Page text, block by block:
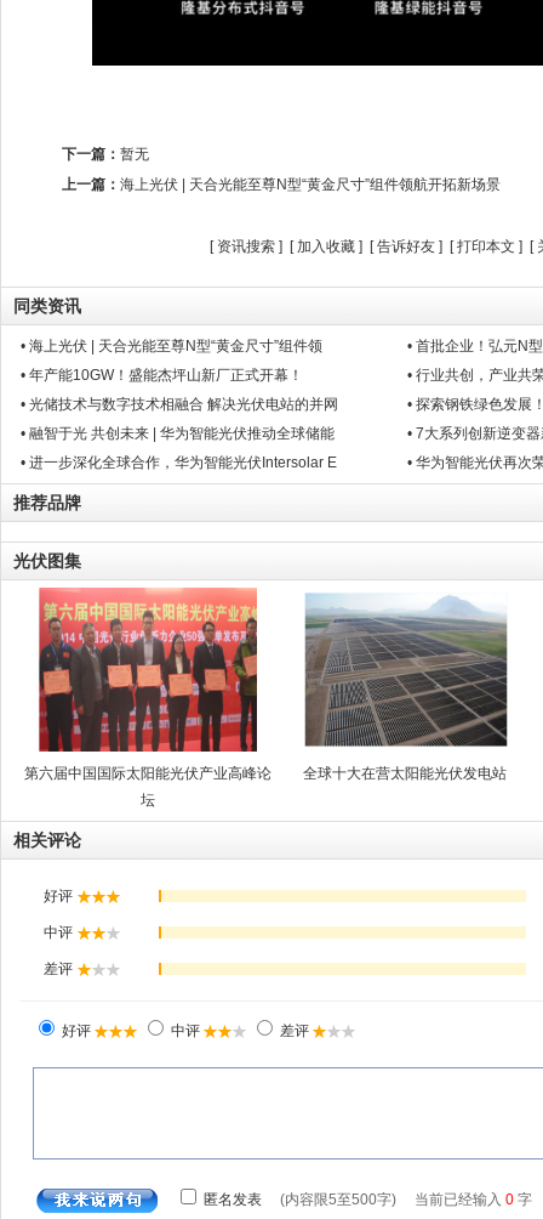
下一篇： 暂无
上一篇： 海上光伏 | 天合光能至尊N型“黄金尺寸”组件领航开拓新场景
[ 资讯搜索 ] [加入收藏 ] [告诉好友 ] [打印本文 ] [
同类资讯
• 海上光伏 | 天合光能至尊N型“黄金尺寸”组件领
• 首批企业！弘元N
• 年产能10GW！盛能杰坪山新厂正式开幕！
• 行业共创，产业共
• 光储技术与数字技术相融合 解决光伏电站的并网
• 探索钢铁绿色发展
• 融智于光 共创未来 | 华为智能光伏推动全球储能
• 7大系列创新逆变
• 进一步深化全球合作，华为智能光伏Intersolar E
• 华为智能光伏再次
推荐品牌
光伏图集
第六届中国国际太阳能光伏产业高峰论
坛
全球十大在营太阳能光伏发电站
相关评论